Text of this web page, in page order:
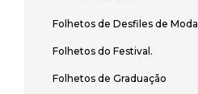
Folhetos de Desfiles de Moda
Folhetos do Festival.
Folhetos de Graduação